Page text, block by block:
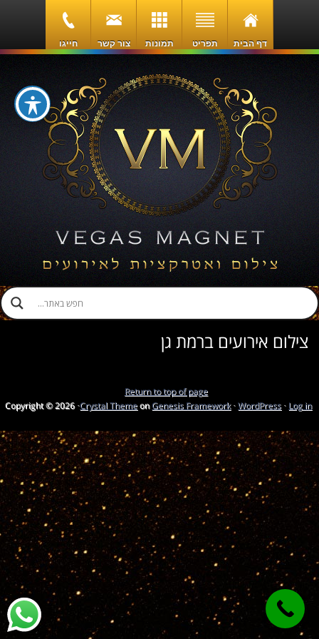
דף הבית תפריט תמונות צור קשר חייגו
צילום אירועים ברמת גן
Return to top of page
Copyright © 2026 ·Crystal ThemeonGenesis Framework·WordPress· Log in